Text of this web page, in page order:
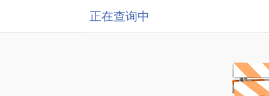
正在查询中